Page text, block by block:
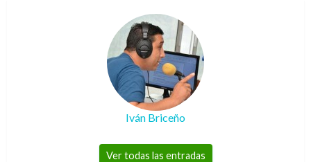
Iván Briceño
Ver todas las entradas